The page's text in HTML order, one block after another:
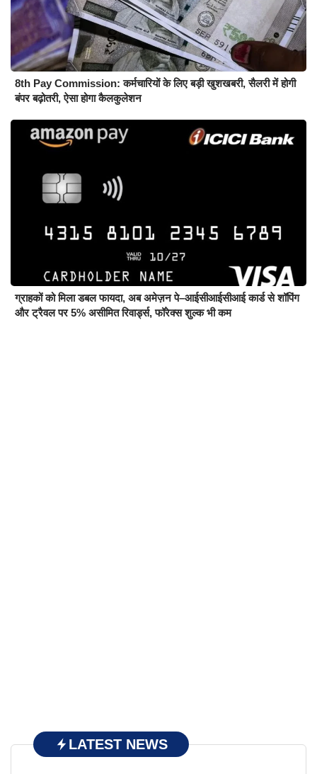
8th Pay Commission: कर्मचारियों के लिए बड़ी खुशखबरी, सैलरी में होगी
बंपर बढ़ोतरी, ऐसा होगा कैलकुलेशन
ग्राहकों को मिला डबल फायदा, अब अमेज़न पे–आईसीआईसीआई कार्ड से शॉपिंग
और ट्रैवल पर 5% असीमित रिवार्ड्स, फॉरेक्स शुल्क भी कम
LATEST NEWS